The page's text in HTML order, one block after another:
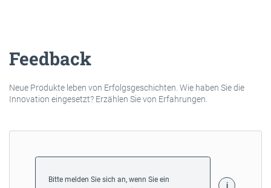
Feedback
Neue Produkte leben von Erfolgsgeschichten. Wie haben Sie die
Innovation eingesetzt? Erzählen Sie von Erfahrungen.
Bitte melden Sie sich an, wenn Sie ein